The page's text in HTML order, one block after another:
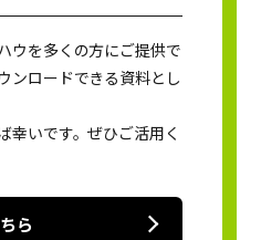
ウを多くの方にご提供で
ンロードできる資料とし
幸いです。ぜひご活用く
ら